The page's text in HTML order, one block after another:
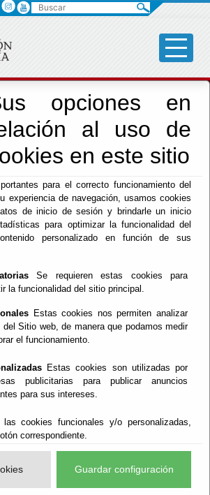
opciones en
al uso de
en este sitio
para el correcto funcionamiento del
experiencia de navegación, usamos cookies
de inicio de sesión y brindarle un inicio
para optimizar la funcionalidad del
personalizado en función de sus
Se requieren estas cookies para
la funcionalidad del sitio principal.
Estas cookies nos permiten analizar
del Sitio web, de manera que podamos medir
el funcionamiento.
Estas cookies son utilizadas por
publicitarias para publicar anuncios
para sus intereses.
cookies funcionales y/o personalizadas,
correspondiente.
Guardar configuración
Cine e
Almeriense
Menú Cultura
Cine - Área de Cultura y Cine
Cultura y
CENTRALES DEL ÁREA
Rodríguez López. Teléfono:
Buscar